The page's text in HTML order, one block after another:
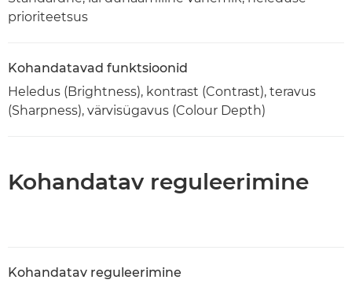
prioriteetsus
Kohandatavad funktsioonid
Heledus (Brightness), kontrast (Contrast), teravus
(Sharpness), värvisügavus (Colour Depth)
Kohandatav reguleerimine
Kohandatav reguleerimine